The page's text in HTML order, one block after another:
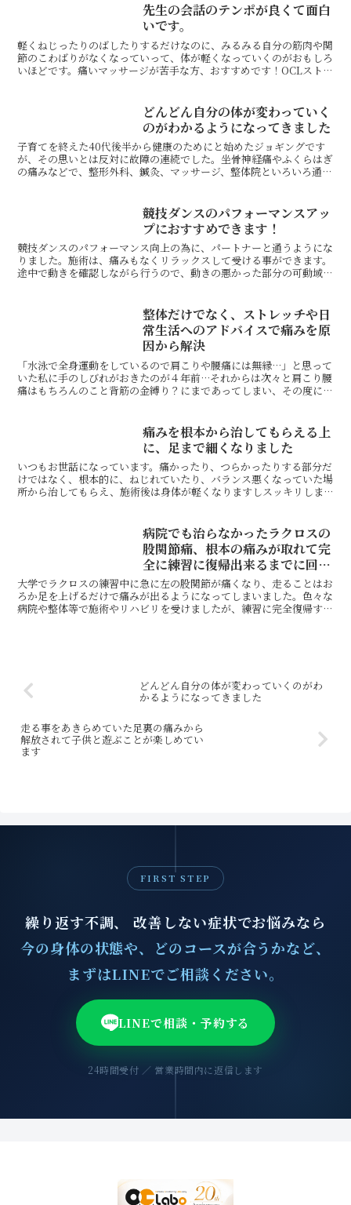
先生の会話のテンポが良くて面白
いです。
軽くねじったりのばしたりするだけなのに、みるみる自分の筋肉や関
節のこわばりがなくなっていって、体が軽くなっていくのがおもしろ
いほどです。痛いマッサージが苦手な方、おすすめです！OCLストレ
どんどん自分の体が変わっていく
のがわかるようになってきました
子育てを終えた40代後半から健康のためにと始めたジョギングです
が、その思いとは反対に故障の連続でした。坐骨神経痛やふくらはぎ
の痛みなどで、整形外科、鍼灸、マッサージ、整体院といろいろ通い
競技ダンスのパフォーマンスアッ
プにおすすめできます！
競技ダンスのパフォーマンス向上の為に、パートナーと通うようにな
りました。施術は、痛みもなくリラックスして受ける事ができます。
途中で動きを確認しながら行うので、動きの悪かった部分の可動域が
整体だけでなく、ストレッチや日
常生活へのアドバイスで痛みを原
因から解決
「水泳で全身運動をしているので肩こりや腰痛には無縁…」と思って
いた私に手のしびれがおきたのが４年前…それからは次々と肩こり腰
痛はもちろんのこと背筋の金縛り？にまであってしまい、その度に先
痛みを根本から治してもらえる上
に、足まで細くなりました
いつもお世話になっています。痛かったり、つらかったりする部分だ
けではなく、根本的に、ねじれていたり、バランス悪くなっていた場
所から治してもらえ、施術後は身体が軽くなりますしスッキリしま
病院でも治らなかったラクロスの
股関節痛、根本の痛みが取れて完
全に練習に復帰出来るまでに回復
しました
大学でラクロスの練習中に急に左の股関節が痛くなり、走ることはお
ろか足を上げるだけで痛みが出るようになってしまいました。色々な
病院や整体等で施術やリハビリを受けましたが、練習に完全復帰する
どんどん自分の体が変わっていくのがわ
かるようになってきました
走る事をあきらめていた足裏の痛みから
解放されて子供と遊ぶことが楽しめてい
ます
FIRST STEP
繰り返す不調、 改善しない症状でお悩みなら
今の身体の状態や、どのコースが合うかなど、
まずはLINEでご相談ください。
LINEで相談・予約する
24時間受付 ／ 営業時間内に返信します